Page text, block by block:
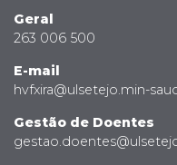
Geral
263 006 500
E-mail
hvfxira@ulsetejo.min-
Gestão de Doentes